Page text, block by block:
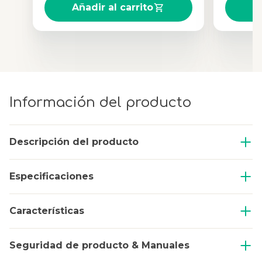
Información del producto
Descripción del producto
Especificaciones
Características
Seguridad de producto & Manuales
Añadir al carrito